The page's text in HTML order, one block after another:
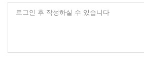
로그인 후 작성하실 수 있습니다